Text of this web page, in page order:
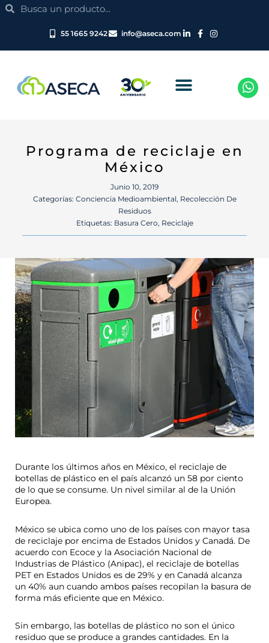
SearchSearch
55 1665 9242 info@aseca.com
Programa de reciclaje en
México
Junio 10, 2019
Categorías: Conciencia Medioambiental, Recolección De
Residuos
Etiquetas: Basura Cero, Reciclaje
Durante los últimos años en México, el reciclaje de
botellas de plástico en el país alcanzó un 58 por ciento
de lo que se consume. Un nivel similar al de la Unión
Europea.
México se ubica como uno de los países con mayor tasa
de reciclaje por encima de Estados Unidos y Canadá. De
acuerdo con Ecoce y la Asociación Nacional de
Industrias de Plástico (Anipac), el reciclaje de botellas
PET en Estados Unidos es de 29% y en Canadá alcanza
un 40% aun cuando ambos países recopilan la basura de
forma más eficiente que en México.
Sin embargo, las botellas de plástico no son el único
residuo que se produce a grandes cantidades. En la